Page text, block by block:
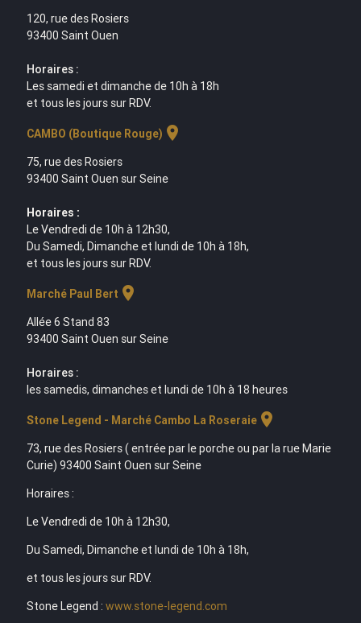
120, rue des Rosiers
93400 Saint Ouen
Horaires :
Les samedi et dimanche de 10h à 18h
et tous les jours sur RDV.
CAMBO (Boutique Rouge) location_on
75, rue des Rosiers
93400 Saint Ouen sur Seine
Horaires :
Le Vendredi de 10h à 12h30,
Du Samedi, Dimanche et lundi de 10h à 18h,
et tous les jours sur RDV.
Marché Paul Bert location_on
Allée 6 Stand 83
93400 Saint Ouen sur Seine
Horaires :
les samedis, dimanches et lundi de 10h à 18 heures
Stone Legend - Marché Cambo La Roseraielocation_on
73, rue des Rosiers ( entrée par le porche ou par la rue Marie
Curie) 93400 Saint Ouen sur Seine
Horaires :
Le Vendredi de 10h à 12h30,
Du Samedi, Dimanche et lundi de 10h à 18h,
et tous les jours sur RDV.
Stone Legend : www.stone-legend.com